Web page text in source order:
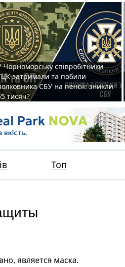
Чорноморську співробітники
затримали та побили
СБУ на пенсії: зникли
тисяч?
Топ
является маска.